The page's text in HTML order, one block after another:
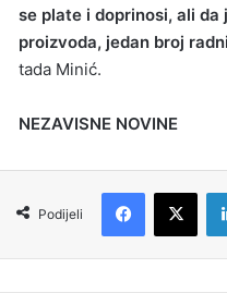
se plate i doprinosi, ali da
proizvoda, jedan broj
tada Minić.
NEZAVISNE NOVINE
Podijeli